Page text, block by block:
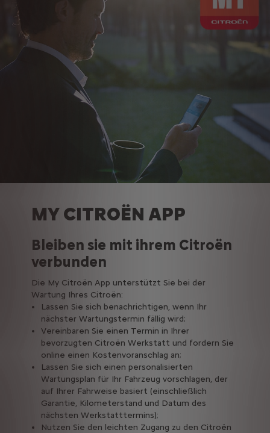
MY CITROËN APP
Bleiben sie mit ihrem Citroën
verbunden
Die My Citroën App unterstützt Sie bei der
Wartung Ihres Citroën:
Lassen Sie sich benachrichtigen, wenn Ihr
nächster Wartungstermin fällig wird;
Vereinbaren Sie einen Termin in Ihrer
bevorzugten Citroën Werkstatt und fordern Sie
online einen Kostenvoranschlag an;
Lassen Sie sich einen personalisierten
Wartungsplan für Ihr Fahrzeug vorschlagen, der
auf Ihrer Fahrweise basiert (einschließlich
Garantie, Kilometerstand und Datum des
nächsten Werkstatttermins);
Nutzen Sie den leichten Zugang zu den Citroën